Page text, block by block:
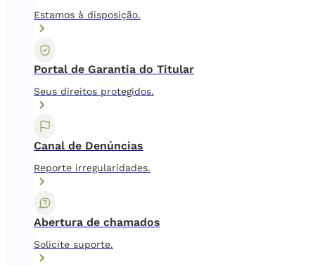
Estamos à disposição.
Portal de Garantia do Titular
Seus direitos protegidos.
Canal de Denúncias
Reporte irregularidades.
Abertura de chamados
Solicite suporte.